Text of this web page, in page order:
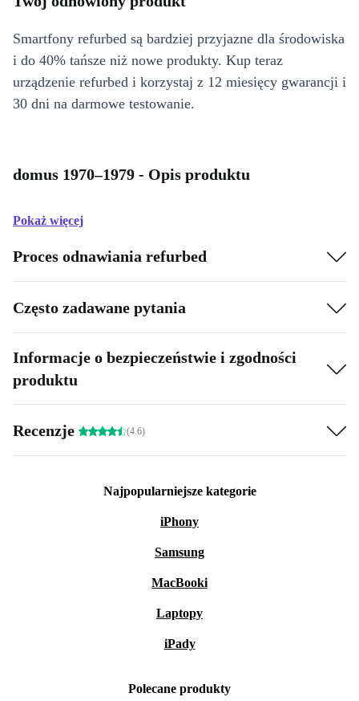
Smartfony refurbed są bardziej przyjazne dla środowiska
i do 40% tańsze niż nowe produkty. Kup teraz
urządzenie refurbed i korzystaj z 12 miesięcy gwarancji i
30 dni na darmowe testowanie.
domus 1970–1979 - Opis produktu
Pokaż więcej
Proces odnawiania refurbed
Często zadawane pytania
Informacje o bezpieczeństwie i zgodności
produktu
Recenzje (4.6)
Najpopularniejsze kategorie
iPhony
Samsung
MacBooki
Laptopy
iPady
Polecane produkty